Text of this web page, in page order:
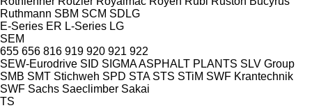
Ruthmann SBM SCM SDLG
E-Series ER L-Series LG
SEM
655 656 816 919 920 921 922
SEW-Eurodrive SID SIGMA ASPHALT PLANTS SLV Group
SMB SMT Stichweh SPD STA STS STiM SWF Krantechnik
SWF Sachs Saeclimber Sakai
TS